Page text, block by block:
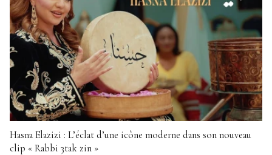
Hasna Elazizi : L’éclat d’une icône moderne dans son nouveau
clip « Rabbi 3tak zin »